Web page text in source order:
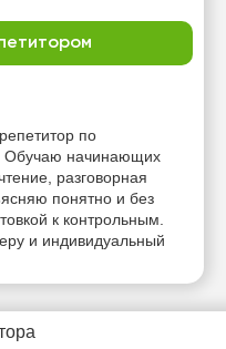
по
Обучаю начинающих
разговорная
понятно и без
к контрольным.
и индивидуальный
вс
Нет
свободных
часов
свободных
часов